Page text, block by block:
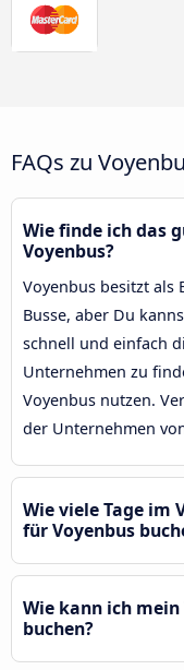
FAQs zu
Wie finde ich das
Voyenbus?
Voyenbus besitzt als
Busse, aber Du
schnell und einfach
Unternehmen zu
Voyenbus nutzen.
der Unternehmen
Wie viele Tage im
für Voyenbus
Wie kann ich
buchen?